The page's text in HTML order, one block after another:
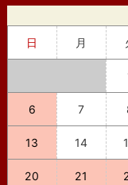
日
月
6 7
13 14
20 21